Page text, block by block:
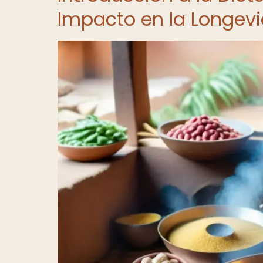
Impacto en la